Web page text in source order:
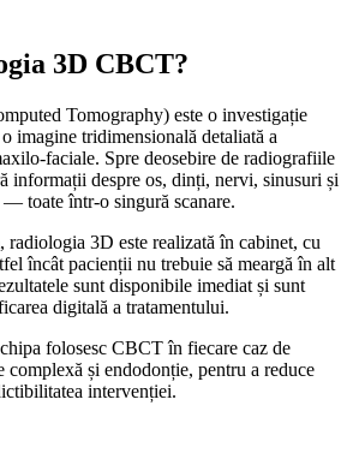
3D CBCT?
Tomography) este o investigație
imagine tridimensională detaliată a
faciale. Spre deosebire de radiografiile
informații despre os, dinți, nervi, sinusuri și
toate într-o singură scanare.
3D este realizată în cabinet, cu
încât pacienții nu trebuie să meargă în alt
sunt disponibile imediat și sunt
digitală a tratamentului.
folosesc CBCT în fiecare caz de
și endodonție, pentru a reduce
intervenției.